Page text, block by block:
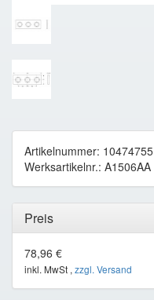
Artikelnummer: 10474755
Werksartikelnr.: A1506AA
Preis
78,96 €
inkl. MwSt , zzgl. Versand